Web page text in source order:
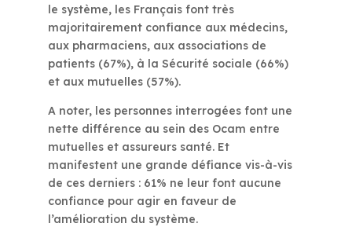
le système, les Français font très
majoritairement confiance aux médecins,
aux pharmaciens, aux associations de
patients (67%), à la Sécurité sociale (66%)
et aux mutuelles (57%).
A noter, les personnes interrogées font une
nette différence au sein des Ocam entre
mutuelles et assureurs santé. Et
manifestent une grande défiance vis-à-vis
de ces derniers : 61% ne leur font aucune
confiance pour agir en faveur de
l’amélioration du système.